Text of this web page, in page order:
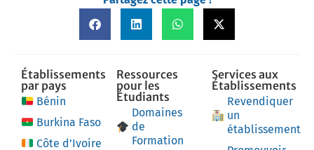
Établissements
par pays
Bénin
Burkina Faso
Côte d’Ivoire
Ressources
pour les
Étudiants
Domaines
de
Formation
Services aux
Établissements
Revendiquer
un
établissement